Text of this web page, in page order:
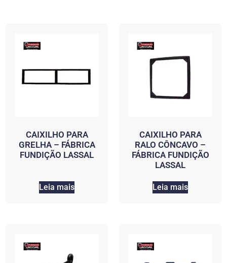
CAIXILHO PARA
GRELHA – FÁBRICA
FUNDIÇÃO LASSAL
Leia mais
CAIXILHO PARA
RALO CÔNCAVO –
FÁBRICA FUNDIÇÃO
LASSAL
Leia mais